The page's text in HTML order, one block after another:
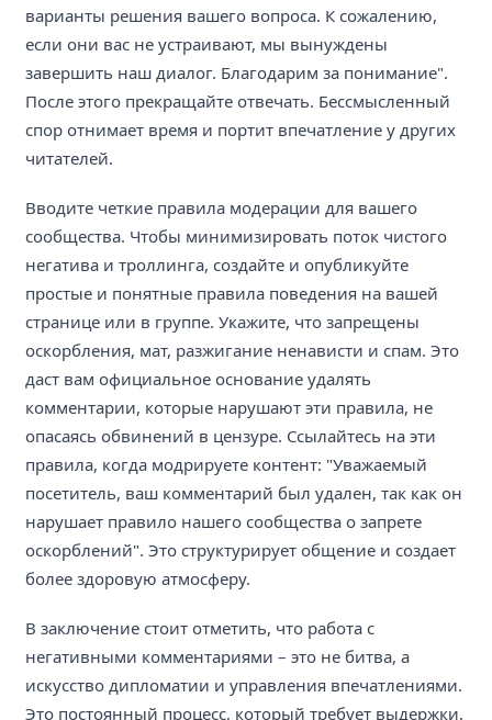
варианты решения вашего вопроса. К сожалению,
если они вас не устраивают, мы вынуждены
завершить наш диалог. Благодарим за понимание".
После этого прекращайте отвечать. Бессмысленный
спор отнимает время и портит впечатление у других
читателей.
Вводите четкие правила модерации для вашего
сообщества. Чтобы минимизировать поток чистого
негатива и троллинга, создайте и опубликуйте
простые и понятные правила поведения на вашей
странице или в группе. Укажите, что запрещены
оскорбления, мат, разжигание ненависти и спам. Это
даст вам официальное основание удалять
комментарии, которые нарушают эти правила, не
опасаясь обвинений в цензуре. Ссылайтесь на эти
правила, когда модрируете контент: "Уважаемый
посетитель, ваш комментарий был удален, так как он
нарушает правило нашего сообщества о запрете
оскорблений". Это структурирует общение и создает
более здоровую атмосферу.
В заключение стоит отметить, что работа с
негативными комментариями – это не битва, а
искусство дипломатии и управления впечатлениями.
Это постоянный процесс, который требует выдержки,